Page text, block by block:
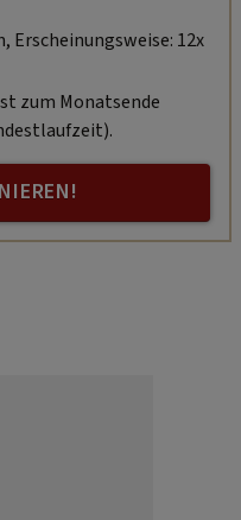
Erscheinungsweise: 12x
zum Monatsende